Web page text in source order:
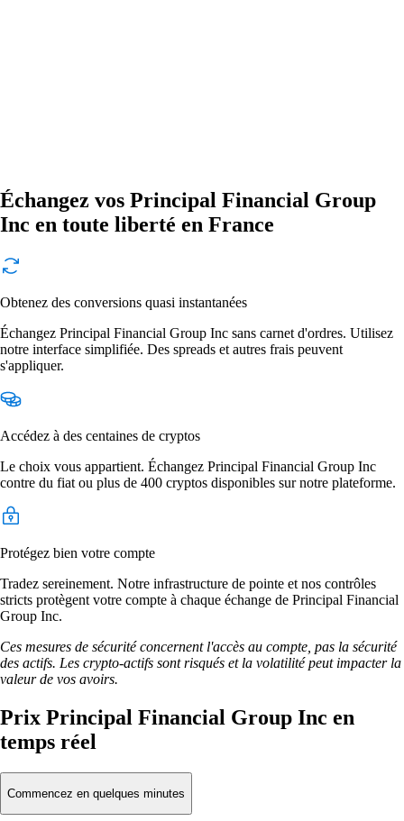
Échangez vos Principal Financial Group
Inc en toute liberté en France
Obtenez des conversions quasi instantanées
Échangez Principal Financial Group Inc sans carnet d'ordres. Utilisez
notre interface simplifiée. Des spreads et autres frais peuvent
s'appliquer.
Accédez à des centaines de cryptos
Le choix vous appartient. Échangez Principal Financial Group Inc
contre du fiat ou plus de 400 cryptos disponibles sur notre plateforme.
Protégez bien votre compte
Tradez sereinement. Notre infrastructure de pointe et nos contrôles
stricts protègent votre compte à chaque échange de Principal Financial
Group Inc.
Ces mesures de sécurité concernent l'accès au compte, pas la sécurité
des actifs. Les crypto-actifs sont risqués et la volatilité peut impacter la
valeur de vos avoirs.
Prix Principal Financial Group Inc en
temps réel
Commencez en quelques minutes